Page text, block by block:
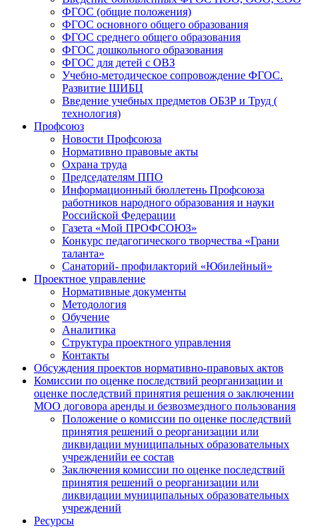
ФГОС (общие положения)
ФГОС основного общего образования
ФГОС среднего общего образования
ФГОС дошкольного образования
ФГОС для детей с ОВЗ
Учебно-методическое сопровождение ФГОС.
Развитие ШИБЦ
Введение учебных предметов ОБЗР и Труд (
технология)
Профсоюз
Новости Профсоюза
Нормативно правовые акты
Охрана труда
Председателям ППО
Информационный бюллетень Профсоюза
работников народного образования и науки
Российской Федерации
Газета «Мой ПРОФСОЮЗ»
Конкурс педагогического творчества «Грани
таланта»
Санаторий- профилакторий «Юбилейный»
Проектное управление
Нормативные документы
Методология
Обучение
Аналитика
Структура проектного управления
Контакты
Обсуждения проектов нормативно-правовых актов
Комиссии по оценке последствий реорганизации и
оценке последствий принятия решения о заключении
МОО договора аренды и безвозмездного пользования
Положение о комиссии по оценке последствий
принятия решений о реорганизации или
ликвидации муниципальных образовательных
учрежденийи ее состав
Заключения комиссии по оценке последствий
принятия решений о реорганизации или
ликвидации муниципальных образовательных
учреждений
Ресурсы